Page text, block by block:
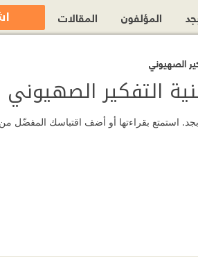
الصهيوني
التفكير الصهيوني
استمتع بقراءتها أو أضف اقتباسك المفضّل
المؤلفون المقالات